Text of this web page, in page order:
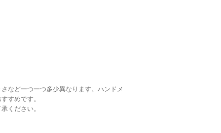
など一つ一つ多少異なります。ハンドメ
すめです。
ください。